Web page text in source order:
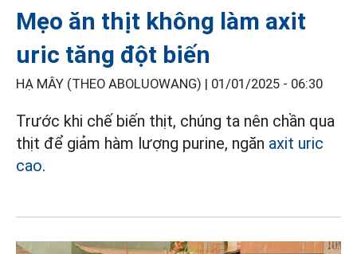
Mẹo ăn thịt không làm axit
uric tăng đột biến
HẠ MÂY (THEO ABOLUOWANG) | 01/01/2025 - 06:30
Trước khi chế biến thịt, chúng ta nên chần qua
thịt để giảm hàm lượng purine, ngăn axit uric
cao.